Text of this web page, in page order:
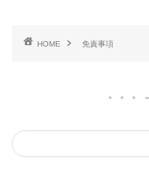
HOME 免責事項